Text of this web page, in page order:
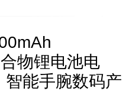
物锂电池电
能手腕数码产